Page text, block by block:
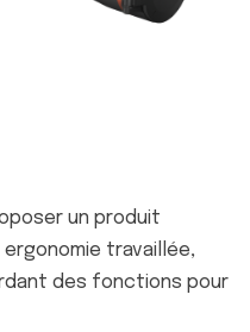
un produit
ergonomie travaillée,
des fonctions pour